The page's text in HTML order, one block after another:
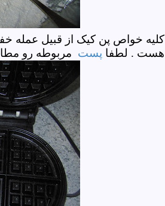
کلیه خواص پن کیک از قبیل عمله
هست . لطفا پست مربوطه رو